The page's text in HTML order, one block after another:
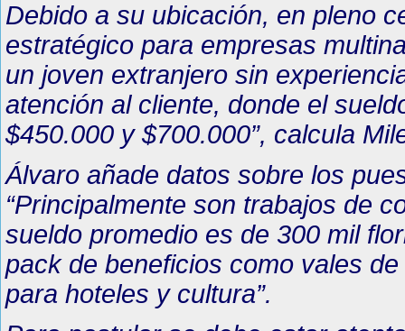
Debido a su ubicación, en pleno
estratégico para empresas
un joven extranjero sin
atención al cliente, donde el
$450.000 y $700.000”, calcula
Álvaro añade datos sobre los
“Principalmente son trabajos de
sueldo promedio es de 300 mil
pack de beneficios como vales
para hoteles y cultura”.